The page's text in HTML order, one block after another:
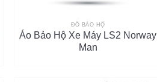
ĐỒ BẢO HỘ
Áo Bảo Hộ Xe Máy LS2 Norway
Man